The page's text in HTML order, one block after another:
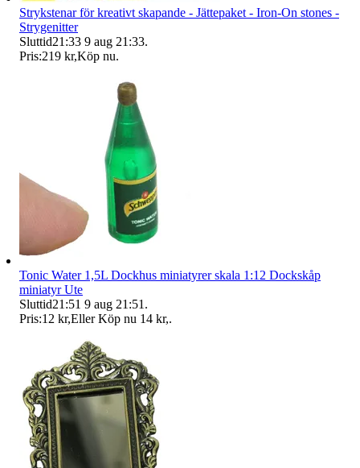
Strykstenar för kreativt skapande - Jättepaket - Iron-On stones -
Strygenitter
Sluttid21:33 9 aug 21:33.
Pris:219 kr,Köp nu.
Tonic Water 1,5L Dockhus miniatyrer skala 1:12 Dockskåp
miniatyr Ute
Sluttid21:51 9 aug 21:51 .
Pris:12 kr,Eller Köp nu 14 kr,.